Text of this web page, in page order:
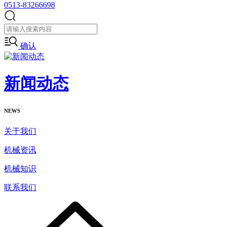
0513-83266698
确认
新闻动态
NEWS
关于我们
机械资讯
机械知识
联系我们